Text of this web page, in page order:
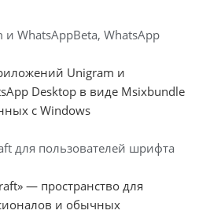
WhatsAppBeta, WhatsApp
Unigram и
Desktop в виде Msixbundle
с Windows
для пользователей шрифта
— пространство для
и обычных